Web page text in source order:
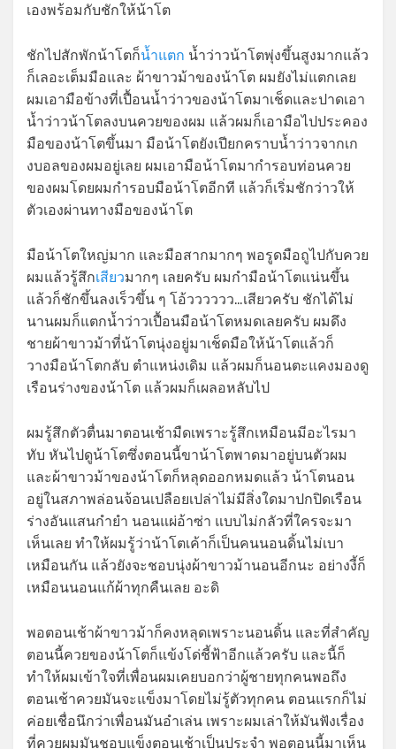
เองพร้อมกับชักให้น้าโต
ชักไปสักพักน้าโตก็น้ำแตก น้ำว่าวน้าโตพุ่งขึ้นสูงมากแล้ว
ก็เลอะเต็มมือและ ผ้าขาวม้าของน้าโต ผมยังไม่แตกเลย
ผมเอามือข้างที่เปื้อนน้ำว่าวของน้าโตมาเช็ดและปาดเอา
น้ำว่าวน้าโตลงบนควยของผม แล้วผมก็เอามือไปประคอง
มือของน้าโตขึ้นมา มือน้าโตยังเปียกคราบน้ำว่าวจากเก
งบอลของผมอยู่เลย ผมเอามือน้าโตมากำรอบท่อนควย
ของผมโดยผมกำรอบมือน้าโตอีกที แล้วก็เริ่มชักว่าวให้
ตัวเองผ่านทางมือของน้าโต
มือน้าโตใหญ่มาก และมือสากมากๆ พอรูดมือถูไปกับควย
ผมแล้วรู้สึกเสียวมากๆ เลยครับ ผมกำมือน้าโตแน่นขึ้น
แล้วก็ชักขึ้นลงเร็วขึ้น ๆ โอ้วววววว…เสียวครับ ชักได้ไม่
นานผมก็แตกน้ำว่าวเปื้อนมือน้าโตหมดเลยครับ ผมดึง
ชายผ้าขาวม้าที่น้าโตนุ่งอยู่มาเช็ดมือให้น้าโตแล้วก็
วางมือน้าโตกลับ ตำแหน่งเดิม แล้วผมก็นอนตะแคงมองดู
เรือนร่างของน้าโต แล้วผมก็เผลอหลับไป
ผมรู้สึกตัวตื่นมาตอนเช้ามืดเพราะรู้สึกเหมือนมีอะไรมา
ทับ หันไปดูน้าโตซึ่งตอนนี้ขาน้าโตพาดมาอยู่บนตัวผม
และผ้าขาวม้าของน้าโตก็หลุดออกหมดแล้ว น้าโตนอน
อยู่ในสภาพล่อนจ้อนเปลือยเปล่าไม่มีสิ่งใดมาปกปิดเรือน
ร่างอันแสนกำยำ นอนแผ่อ้าซ่า แบบไม่กลัวที่ใครจะมา
เห็นเลย ทำให้ผมรู้ว่าน้าโตเค้าก็เป็นคนนอนดิ้นไม่เบา
เหมือนกัน แล้วยังจะชอบนุ่งผ้าขาวม้านอนอีกนะ อย่างงี้ก็
เหมือนนอนแก้ผ้าทุกคืนเลย อะดิ
พอตอนเช้าผ้าขาวม้าก็คงหลุดเพราะนอนดิ้น และที่สำคัญ
ตอนนี้ควยของน้าโตก็แข้งโด่ชี้ฟ้าอีกแล้วครับ และนี้ก็
ทำให้ผมเข้าใจที่เพื่อนผมเคยบอกว่าผู้ชายทุกคนพอถึง
ตอนเช้าควยมันจะแข็งมาโดยไม่รู้ตัวทุกคน ตอนแรกก็ไม่
ค่อยเชื่อนึกว่าเพื่อนมันอำเล่น เพราะผมเล่าให้มันฟังเรื่อง
ที่ควยผมมันชอบแข็งตอนเช้าเป็นประจำ พอตอนนี้มาเห็น